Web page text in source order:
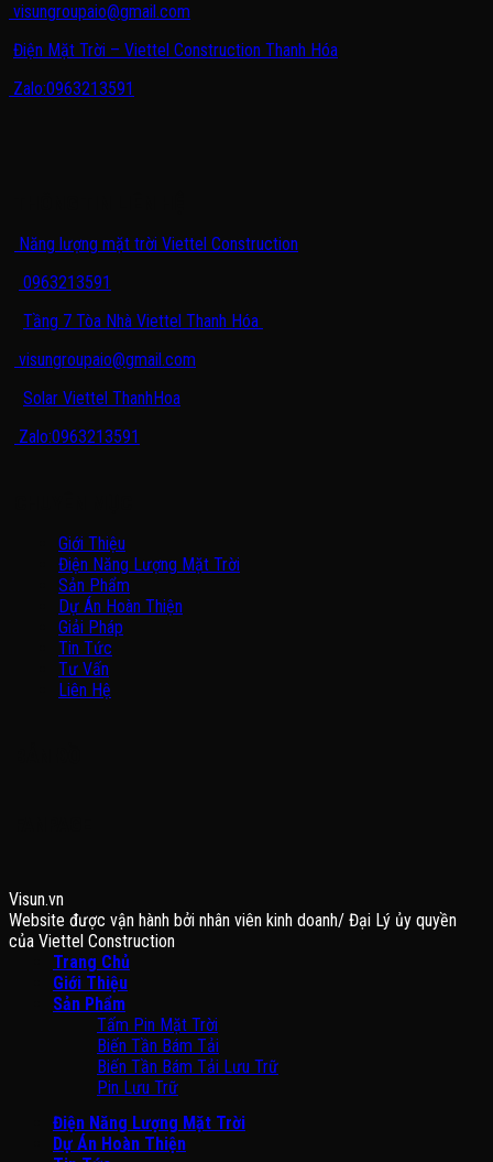
visungroupaio@gmail.com
Điện Mặt Trời – Viettel Construction Thanh Hóa
Zalo:0963213591
Năng lượng mặt trời Viettel Construction
0963213591
Tầng 7 Tòa Nhà Viettel Thanh Hóa
visungroupaio@gmail.com
Solar Viettel ThanhHoa
Zalo:0963213591
Giới Thiệu
Điện Năng Lượng Mặt Trời
Sản Phẩm
Dự Án Hoàn Thiện
Giải Pháp
Tin Tức
Tư Vấn
Liên Hệ
Visun.vn
Website được vận hành bởi nhân viên kinh doanh/ Đại Lý ủy quyền
của Viettel Construction
Trang Chủ
Giới Thiệu
Sản Phẩm
Tấm Pin Mặt Trời
Biến Tần Bám Tải
Biến Tần Bám Tải Lưu Trữ
Pin Lưu Trữ
Điện Năng Lượng Mặt Trời
Dự Án Hoàn Thiện